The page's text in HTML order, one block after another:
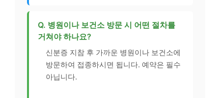
Q. 병원이나 보건소 방문 시 어떤 절차를
거쳐야 하나요?
신분증 지참 후 가까운 병원이나 보건소에
방문하여 접종하시면 됩니다. 예약은 필수
아닙니다.